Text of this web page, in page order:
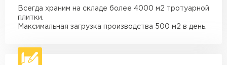
Машина - 3,5 тн до 30 м3
макс. длина груза 6 м
макс. длина груза 6 м
Всегда храним на складе более 4000 м2 тротуарной
плитки.
Максимальная загрузка производства 500 м2 в день.